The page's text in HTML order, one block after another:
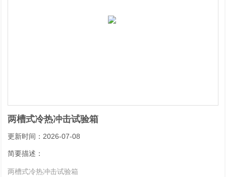
两槽式冷热冲击试验箱
更新时间：2026-07-08
简要描述：
两槽式冷热冲击试验箱